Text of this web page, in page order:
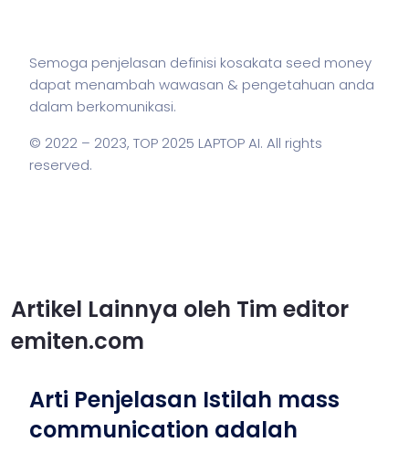
Semoga penjelasan definisi kosakata seed money
dapat menambah wawasan & pengetahuan anda
dalam berkomunikasi.
© 2022 – 2023, TOP 2025 LAPTOP AI. All rights
reserved.
Artikel Lainnya oleh Tim editor
emiten.com
Arti Penjelasan Istilah mass
communication adalah